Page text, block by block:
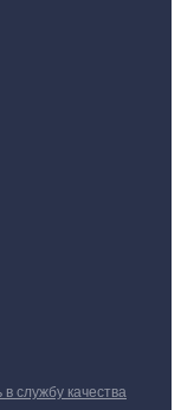
в службу качества